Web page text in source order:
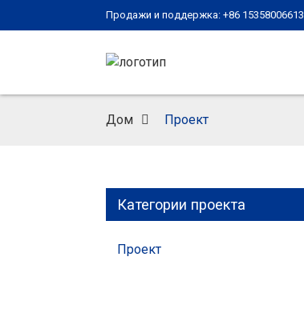
Продажи и поддержка: +86 15358006613
Дом Проект
Категории проекта
Проект